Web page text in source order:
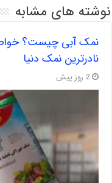
نوشته های مشابه
نمک آبی چیست؟
نادرترین نمک دنیا
2 روز پیش